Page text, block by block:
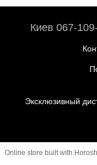
Киев 067-
Эксклюзивный
Online store built with